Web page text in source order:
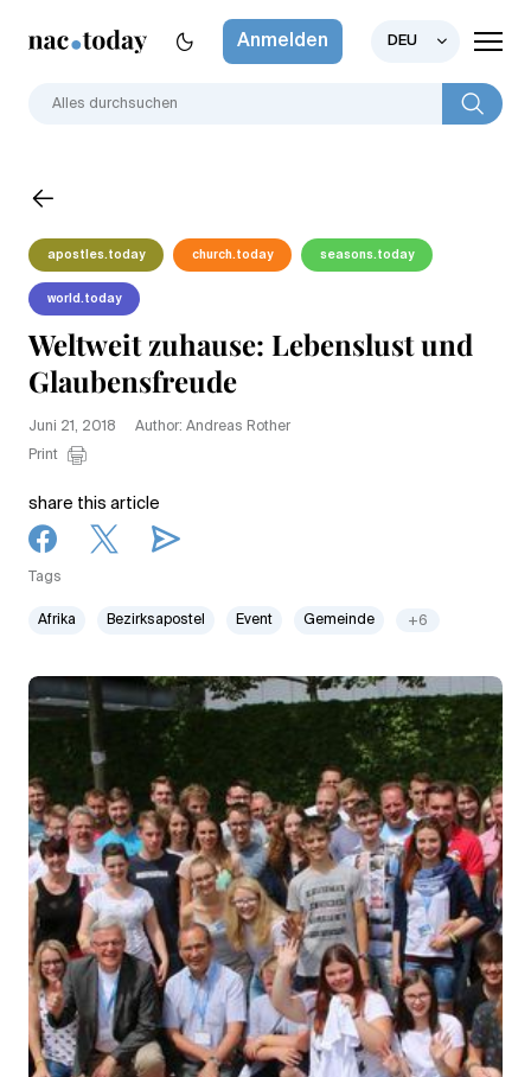
Anmelden DEU
apostles.today church.today seasons.today
world.today
Weltweit zuhause: Lebenslust und
Glaubensfreude
Juni 21, 2018
Author: Andreas Rother
Print
share this article
Tags
Afrika Bezirksapostel Event Gemeinde +6